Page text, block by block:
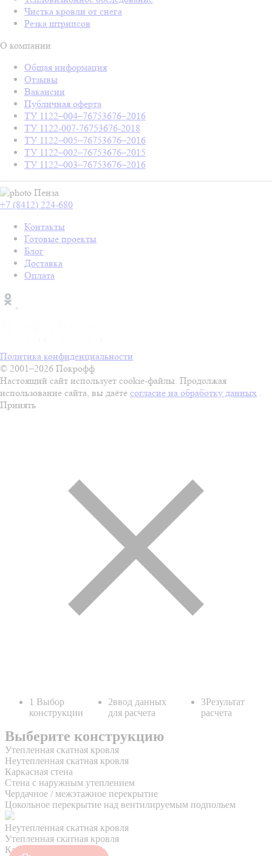
Чистка кровли от снега
Резка штрипсов
О компании
Общая информация
Отзывы
Вакансии
Публичная оферта
ТУ 1122–004–76753676–2016
ТУ 1122-007-76753676-2018
ТУ 1122–005–76753676–2016
ТУ 1122–002–76753676–2015
ТУ 1122–003–76753676–2016
Пенза
+7 (8412) 224-680
Контакты
Готовые проекты
Блог
Доставка
Оплата
Политика конфиденциальности
© 2001–2026 Покрофф
Настоящий сайт использует cookie-файлы. Продолжая
использование сайта, вы даёте согласие на обработку данных .
Принять